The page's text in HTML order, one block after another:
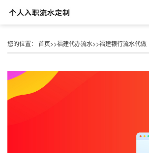
您的位置： 首页>>福建代办流水>>福建银行流水代做